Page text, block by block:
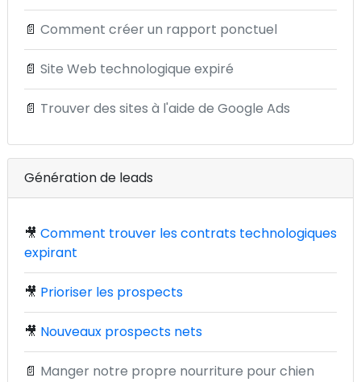
📄 Comment créer un rapport ponctuel
📄 Site Web technologique expiré
📄 Trouver des sites à l'aide de Google Ads
Génération de leads
🎥 Comment trouver les contrats technologiques
expirant
🎥 Prioriser les prospects
🎥 Nouveaux prospects nets
📄 Manger notre propre nourriture pour chien